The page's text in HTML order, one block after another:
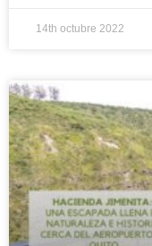
14th octubre 2022